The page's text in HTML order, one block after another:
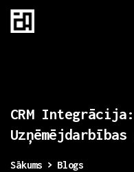
CRM Integrācija:
Uzņēmējdarbības
Sākums
Blogs